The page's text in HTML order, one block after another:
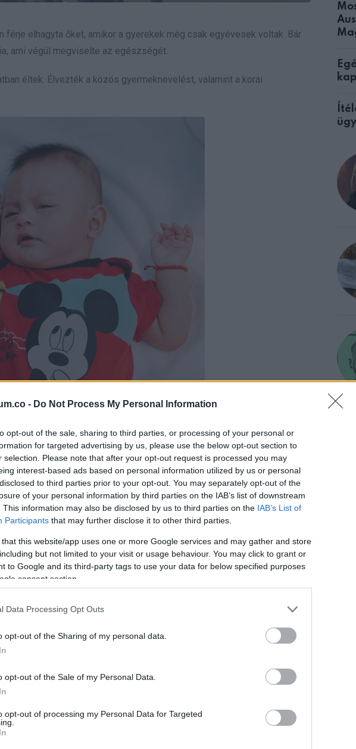
- Do Not Process My Personal Information
opt-out of the sale, sharing to third parties, or processing of your personal or
for targeted advertising by us, please use the below opt-out section to
selection. Please note that after your opt-out request is processed you may
interest-based ads based on personal information utilized by us or personal
to third parties prior to your opt-out. You may separately opt-out of the
of your personal information by third parties on the IAB’s list of downstream
This information may also be disclosed by us to third parties on the IAB’s List of
Participants that may further disclose it to other third parties.
that this website/app uses one or more Google services and may gather and store
but not limited to your visit or usage behaviour. You may click to grant or
to Google and its third-party tags to use your data for below specified purposes
consent section.
Data Processing Opt Outs
opt-out of the Sharing of my personal data.
opt-out of the Sale of my Personal Data.
opt-out of processing my Personal Data for Targeted
elhagyta őket, amikor a gyerekek még csak egyévesek voltak. Bár
ami végül megviselte az egészségét.
éltek. Élvezték a közös gyermeknevelést, valamint a korai
egy gyógyíthatatlan autoimmun betegséget. Ez egy költséges
Steph és Alexa havi költségvetését.
ben valami végül elpattant. „Nem tudom ezt tovább csinálni!” –
családban. Csak adok, miközben semmit sem kapok cserébe
a számlákat. A gyerekeket az anyámra hagyhatom. Biztos vagyok
hogy felelőtlen férj vagyok, aki munkára kényszeríti a beteg
nevelni!” érvelt Steph.